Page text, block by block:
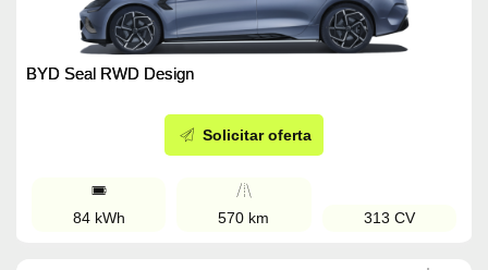
BYD Seal RWD Design
Solicitar oferta
84 kWh 570 km 313 CV